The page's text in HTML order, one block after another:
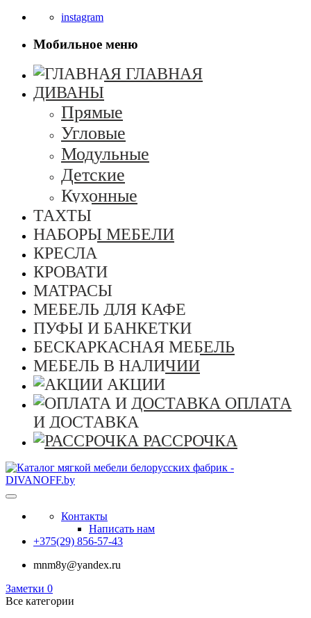
instagram
Мобильное меню
ГЛАВНАЯ
ДИВАНЫ
Прямые
Угловые
Модульные
Детские
Кухонные
ТАХТЫ
НАБОРЫ МЕБЕЛИ
КРЕСЛА
КРОВАТИ
МАТРАСЫ
МЕБЕЛЬ ДЛЯ КАФЕ
ПУФЫ И БАНКЕТКИ
БЕСКАРКАСНАЯ МЕБЕЛЬ
МЕБЕЛЬ В НАЛИЧИИ
АКЦИИ
ОПЛАТА
И ДОСТАВКА
РАССРОЧКА
Контакты
Написать нам
+375(29) 856-57-43
mnm8y@yandex.ru
Заметки 0
Все категории